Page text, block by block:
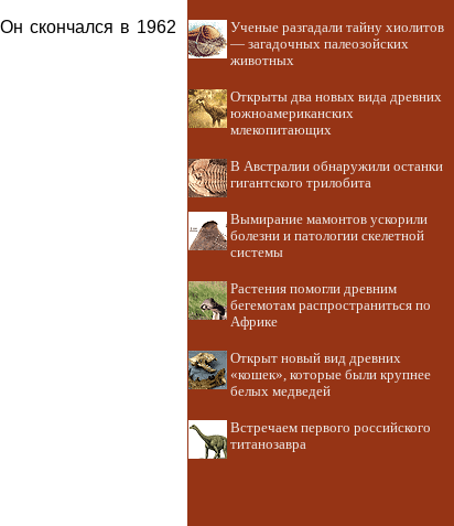
скончался в 1962
Ученые разгадали тайну хиолитов
— загадочных палеозойских
животных
Открыты два новых вида древних
южноамериканских
млекопитающих
В Австралии обнаружили останки
гигантского трилобита
Вымирание мамонтов ускорили
болезни и патологии скелетной
системы
Растения помогли древним
бегемотам распространиться по
Африке
Открыт новый вид древних
«кошек», которые были крупнее
белых медведей
Встречаем первого российского
титанозавра